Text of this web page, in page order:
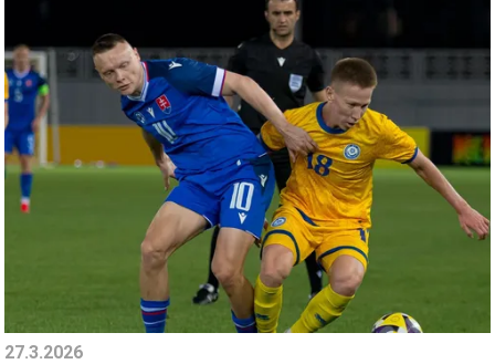
27.3.2026